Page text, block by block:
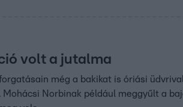
volt a jutalma
még a bakikat is óriási
Norbinak például meggyűlt a